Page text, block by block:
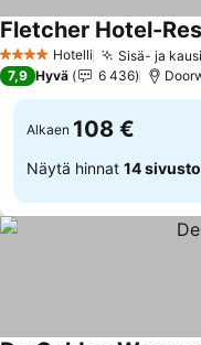
4 Tähtiluokitus
Hotelli Sisä- ja
Katso hinnat
7,9 Hyvä 6 436
Alkaen 108 €
Näytä hinnat 14